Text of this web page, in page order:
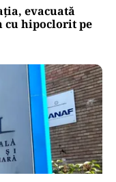
evacuată
cu hipoclorit pe